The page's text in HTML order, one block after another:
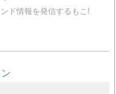
ド情報を発信するもこ!